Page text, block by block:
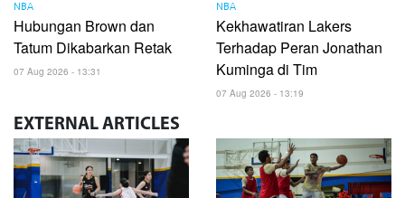
NBA
Hubungan Brown dan
Tatum Dikabarkan Retak
07 Aug 2026 - 13:31
NBA
Kekhawatiran Lakers
Terhadap Peran Jonathan
Kuminga di Tim
07 Aug 2026 - 13:19
EXTERNAL ARTICLES